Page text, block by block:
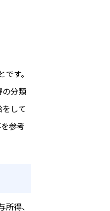
す。
の分類
して
参考
得、